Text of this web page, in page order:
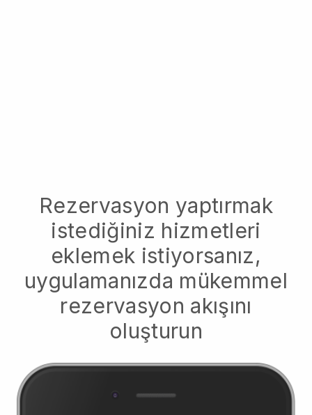
Rezervasyon yaptırmak
istediğiniz hizmetleri
eklemek istiyorsanız,
uygulamanızda mükemmel
rezervasyon akışını
oluşturun